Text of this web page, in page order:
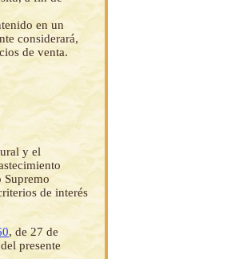
en un
considerará,
de venta.
y el
de interés
, de 27 de
presente